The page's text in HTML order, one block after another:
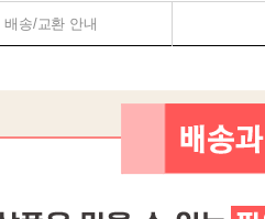
배송/교환 안내